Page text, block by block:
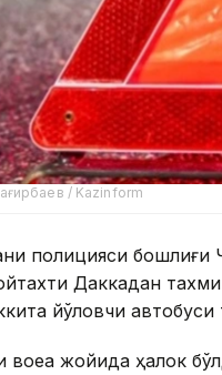
/ Kazinform
полицияси бошлиғи
Даккадан
йўловчи автобуси
воқеа жойида ҳалок